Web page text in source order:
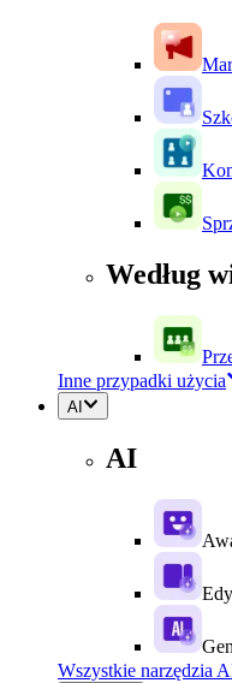
Według
Inne przypadki użycia
AI
AI
Wszystkie narzędzia